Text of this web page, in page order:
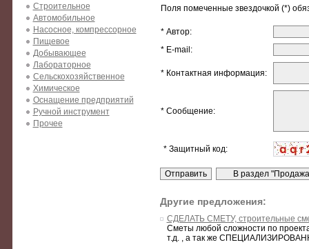
Строительное
Автомобильное
Насосное, компрессорное
Пищевое
Добывающее
Лабораторное
Сельскохозяйственное
Химическое
Оснащение предприятий
Ручной инструмент
Прочее
Поля помеченные звездочкой (*)
* Автор:
* E-mail:
* Контактная информация:
* Сообщение:
* Защитный код:
Другие предложения:
СДЕЛАТЬ СМЕТУ, строительные
Сметы любой сложности по
т.д. , а так же